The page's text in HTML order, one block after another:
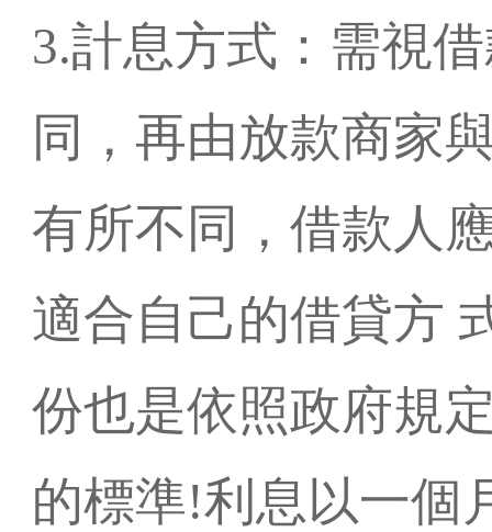
3.計息方式：需視
同，再由放款商家
有所不同，借款人
適合自己的借貸方
份也是依照政府規
的標準!利息以一個